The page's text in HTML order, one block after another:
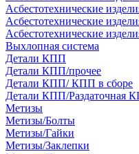
Асбестотехнические
Асбестотехнические
Асбестотехнические
Выхлопная система
Детали КПП
Детали КПП/прочее
Детали КПП/ КПП в сборе
Детали КПП/Раздаточная
Метизы
Метизы/Болты
Метизы/Гайки
Метизы/Заклепки